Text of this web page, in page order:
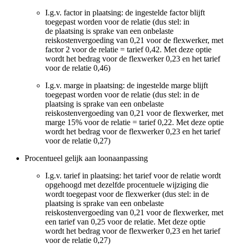
I.g.v. factor in plaatsing: de ingestelde factor blijft
toegepast worden voor de relatie (dus stel: in
de plaatsing is sprake van een onbelaste
reiskostenvergoeding van 0,21 voor de flexwerker, met
factor 2 voor de relatie = tarief 0,42. Met deze optie
wordt het bedrag voor de flexwerker 0,23 en het tarief
voor de relatie 0,46)
I.g.v. marge in plaatsing: de ingestelde marge blijft
toegepast worden voor de relatie (dus stel: in de
plaatsing is sprake van een onbelaste
reiskostenvergoeding van 0,21 voor de flexwerker, met
marge 15% voor de relatie = tarief 0,22. Met deze optie
wordt het bedrag voor de flexwerker 0,23 en het tarief
voor de relatie 0,27)
Procentueel gelijk aan loonaanpassing
I.g.v. tarief in plaatsing: het tarief voor de relatie wordt
opgehoogd met dezelfde procentuele wijziging die
wordt toegepast voor de flexwerker (dus stel: in de
plaatsing is sprake van een onbelaste
reiskostenvergoeding van 0,21 voor de flexwerker, met
een tarief van 0,25 voor de relatie. Met deze optie
wordt het bedrag voor de flexwerker 0,23 en het tarief
voor de relatie 0,27)